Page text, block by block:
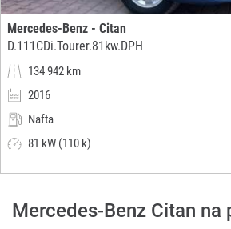
Mercedes-Benz - Citan
D.111CDi.Tourer.81kw.DPH
134 942 km
2016
Nafta
81 kW (110 k)
Mercedes-Benz Citan na